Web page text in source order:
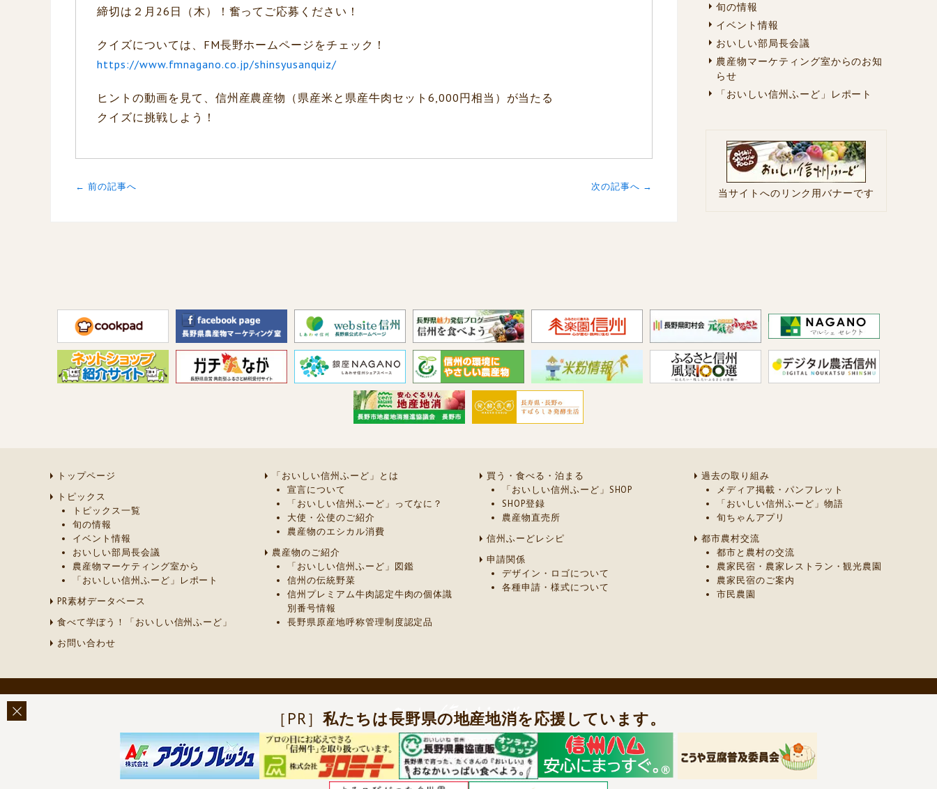
締切は２月26日（木）！奮ってご応募ください！
クイズについては、FM長野ホームページをチェック！
https://www.fmnagano.co.jp/shinsyusanquiz/
ヒントの動画を見て、信州産農産物（県産米と県産牛肉セット6,000円相当）が当たる
クイズに挑戦しよう！
← 前の記事へ 次の記事へ →
旬の情報
イベント情報
おいしい部局長会議
農産物マーケティング室からのお知
らせ
「おいしい信州ふーど」レポート
当サイトへのリンク用バナーです
［PR］ 私たちは長野県の地産地消を応援しています。
トップページ
トピックス
トピックス一覧
旬の情報
イベント情報
おいしい部局長会議
農産物マーケティング室から
「おいしい信州ふーど」レポート
PR素材データベース
食べて学ぼう！「おいしい信州ふーど」
お問い合わせ
「おいしい信州ふーど」とは
宣言について
「おいしい信州ふーど」ってなに？
大使・公使のご紹介
農産物のエシカル消費
農産物のご紹介
「おいしい信州ふーど」図鑑
信州の伝統野菜
信州プレミアム牛肉認定牛肉の個体識
別番号情報
長野県原産地呼称管理制度認定品
買う・食べる・泊まる
「おいしい信州ふーど」SHOP
SHOP登録
農産物直売所
信州ふーどレシピ
申請関係
デザイン・ロゴについて
各種申請・様式について
過去の取り組み
メディア掲載・パンフレット
「おいしい信州ふーど」物語
旬ちゃんアプリ
都市農村交流
都市と農村の交流
農家民宿・農家レストラン・観光農園
農家民宿のご案内
市民農園
このページに関するご質問及びご意見は、長野県 農政部 農業政策課 農産物マーケティング室までご連絡ください。
電話：026-235-7217/FAX：026-235-7393
Copyright© Nagano Prefecture.